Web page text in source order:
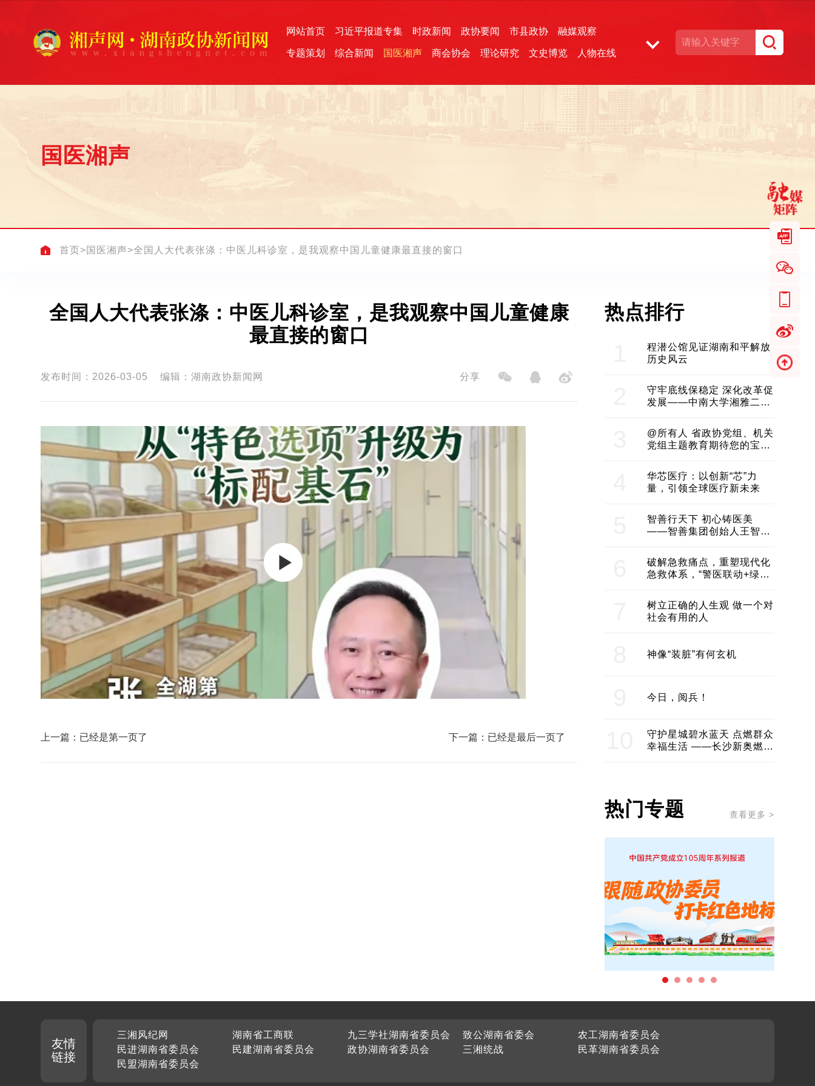
网站首页 习近平报道专集 时政新闻 政协要闻 市县政协 融媒观察
专题策划 综合新闻 国医湘声 商会协会 理论研究 文史博览 人物在线
国医湘声
首页> 国医湘声>全国人大代表张涤：中医儿科诊室，是我观察中国儿童健康最直接的窗口
全国人大代表张涤：中医儿科诊室，是我观察中国儿童健康
最直接的窗口
发布时间：2026-03-05 编辑：湖南政协新闻网 分享
上一篇：已经是第一页了 下一篇：已经是最后一页了
热点排行
程潜公馆见证湖南和平解放
历史风云
守牢底线保稳定 深化改革促
发展——中南大学湘雅二医
@所有人 省政协党组、机关
党组主题教育期待您的宝贵
华芯医疗：以创新“芯”力
量，引领全球医疗新未来
智善行天下 初心铸医美
——智善集团创始人王智带
建医美产业良性生态圈
破解急救痛点，重塑现代化
急救体系，“警医联动+绿波
树立正确的人生观 做一个对
社会有用的人
神像“装脏”有何玄机
今日，阅兵！
守护星城碧水蓝天 点燃群众
幸福生活 ——长沙新奥燃气
热门专题 查看更多 >
友情
链接
三湘风纪网 湖南省工商联 九三学社湖南省委员会 致公湖南省委会
农工湖南省委员会
民进湖南省委员会
民建湖南省委员会 政协湖南省委员会 三湘统战
民革湖南省委员会
民盟湖南省委员会